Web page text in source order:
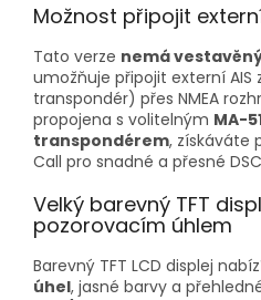
Možnost připojit
Tato verze nemá
umožňuje připojit externí
transpondér) přes NMEA
propojena s volitelným MA-
transpondérem, získáváte
Call pro snadné a přesné
Velký barevný TFT
pozorovacím úhlem
Barevný TFT LCD displej
úhel, jasné barvy a